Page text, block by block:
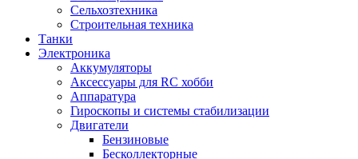
Сельхозтехника
Строительная техника
Танки
Электроника
Аккумуляторы
Аксессуары для RC хобби
Аппаратура
Гироскопы и системы стабилизации
Двигатели
Бензиновые
Бесколлекторные